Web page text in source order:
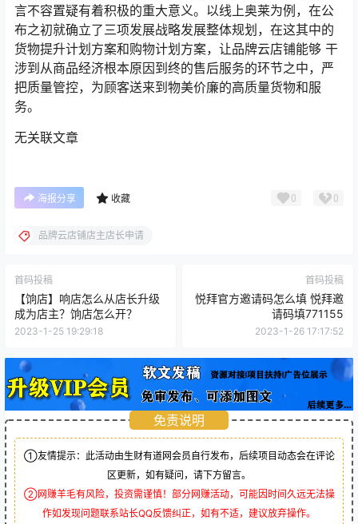
言不容置疑有着积极的重大意义。以线上奥莱为例，在公
布之初就确立了三项发展战略发展整体规划，在这其中的
货物提升计划方案和购物计划方案，让品牌云店铺能够 干
涉到从商品经济根本原因到终的售后服务的环节之中，严
把质量管控，为顾客送来到物美价廉的高质量货物和服
务。
无关联文章
海报分享 收藏 0 0
品牌云店铺店主店长申请
首码投稿
【饷店】响店怎么从店长升级
成为店主？饷店怎么开？
2023-1-25 19:29:18
首码投稿
悦拜官方邀请码怎么填 悦拜邀
请码填771155
2023-1-26 17:17:52
免责说明
①友情提示：此活动由生财有道网会员自行发布，后续项目动态会在评论
区更新，如有疑问，请下方留言。
②网赚羊毛有风险，投资需谨慎！部分网赚活动，可能因时间久远无法操
作如发现问题联系站长QQ反馈纠正，如有不适，建议放弃操作。